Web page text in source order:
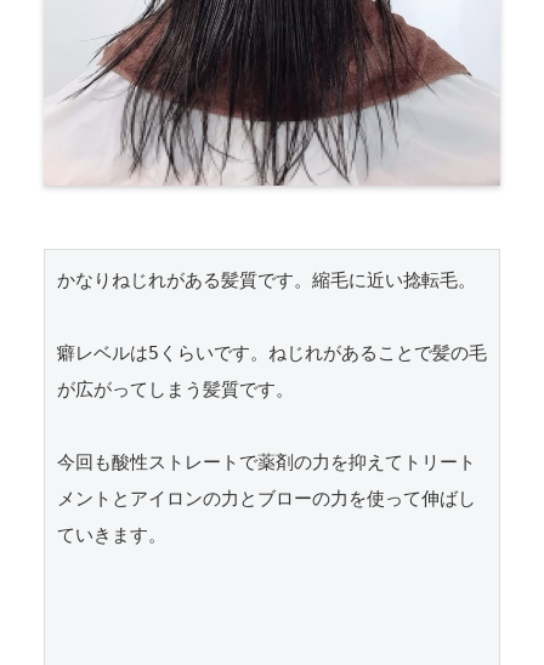
かなりねじれがある髪質です。縮毛に近い捻転毛。
癖レベルは5くらいです。ねじれがあることで髪の毛
が広がってしまう髪質です。
今回も酸性ストレートで薬剤の力を抑えてトリート
メントとアイロンの力とブローの力を使って伸ばし
ていきます。